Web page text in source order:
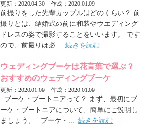
更新：2020.04.30 作成：2020.01.09
前撮りをした先輩カップルはどのくらい？ 前
撮りとは、結婚式の前に和装やウエディング
ドレスの姿で撮影することをいいます。 です
ので、前撮りは必...続きを読む
ウェディングブーケは花言葉で選ぶ？
おすすめのウェディングブーケ
更新：2020.01.09 作成：2020.01.09
ブーケ・ブートニアって？ まず、最初にブ
ーケ・ブートニアについて、簡単にご説明し
ましょう。 ブーケ・...続きを読む